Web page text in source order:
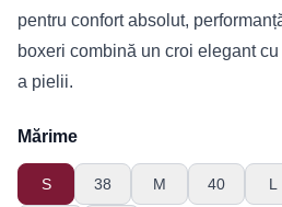
pentru confort absolut,
boxeri combină un croi elegant
a pielii.
Mărime
S 38 M 40 L